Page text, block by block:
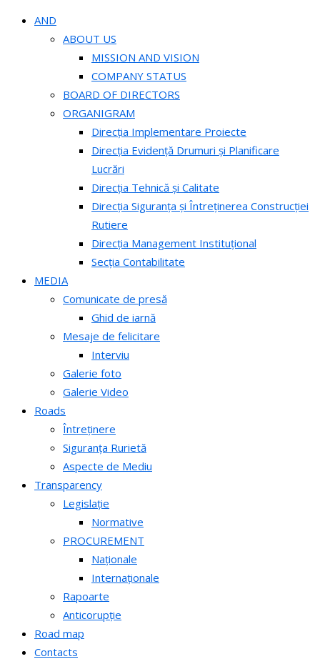
AND
ABOUT US
MISSION AND VISION
COMPANY STATUS
BOARD OF DIRECTORS
ORGANIGRAM
Direcția Implementare Proiecte
Direcția Evidență Drumuri și Planificare
Lucrări
Direcția Tehnică și Calitate
Direcția Siguranța și Întreținerea Construcției
Rutiere
Direcția Management Instituțional
Secția Contabilitate
MEDIA
Comunicate de presă
Ghid de iarnă
Mesaje de felicitare
Interviu
Galerie foto
Galerie Video
Roads
Întreținere
Siguranța Rurietă
Aspecte de Mediu
Transparency
Legislație
Normative
PROCUREMENT
Naționale
Internaționale
Rapoarte
Anticorupție
Road map
Contacts